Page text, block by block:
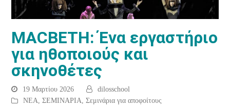
MACBETH: Ένα εργαστήριο
για ηθοποιούς και
σκηνοθέτες
19 Μαρτίου 2026
dilosschool
ΝΕΑ,ΣΕΜΙΝΑΡΙΑ,Σεμινάρια για αποφοίτους